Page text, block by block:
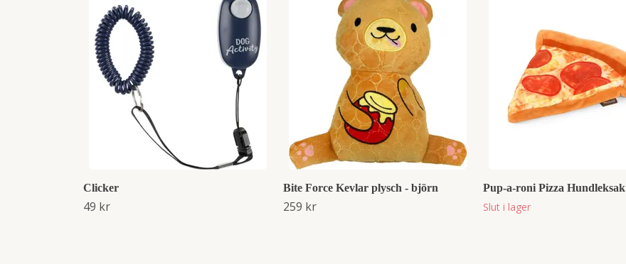
Clicker
49 kr
Bite Force Kevlar plysch - björn
259 kr
Pup-a-roni Pizza Hundleksak
Slut i lager